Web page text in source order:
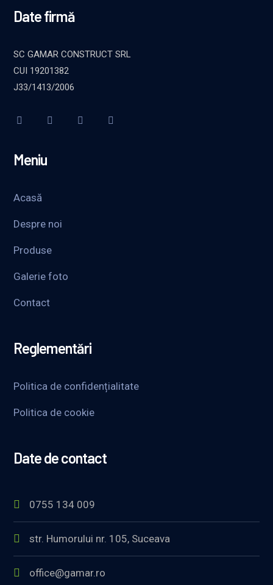
Date firmă
SC GAMAR CONSTRUCT SRL
CUI 19201382
J33/1413/2006
Meniu
Acasă
Despre noi
Produse
Galerie foto
Contact
Reglementări
Politica de confidențialitate
Politica de cookie
Date de contact
0755 134 009
str. Humorului nr. 105, Suceava
office@gamar.ro